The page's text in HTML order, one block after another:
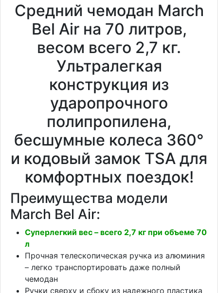
Средний чемодан March
Bel Air на 70 литров,
весом всего 2,7 кг.
Ультралегкая
конструкция из
ударопрочного
полипропилена,
бесшумные колеса 360°
и кодовый замок TSA для
комфортных поездок!
Преимущества модели
March Bel Air:
Суперлегкий вес – всего 2,7 кг при объеме 70
л
Прочная телескопическая ручка из алюминия
– легко транспортировать даже полный
чемодан
Ручки сверху и сбоку из надежного пластика